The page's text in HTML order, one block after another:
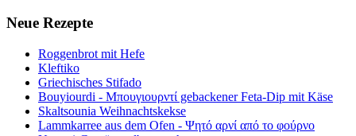
Neue Rezepte
Roggenbrot mit Hefe
Kleftiko
Griechisches Stifado
Bouyiourdi - Μπουγιουρντί gebackener Feta-Dip mit Käse
Skaltsounia Weihnachtskekse
Lammkarree aus dem Ofen - Ψητό αρνί από το φούρνο